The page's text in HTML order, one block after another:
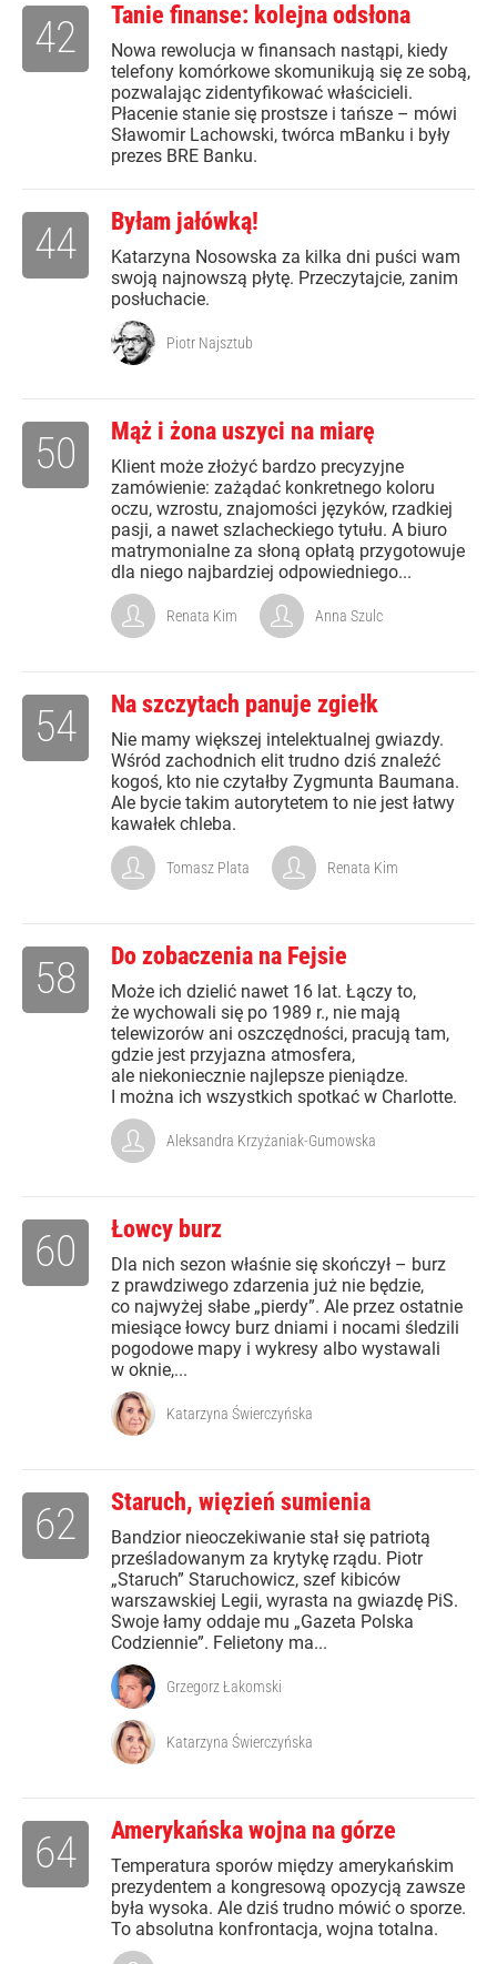
Tanie finanse: kolejna odsłona
Nowa rewolucja w finansach nastąpi, kiedy
telefony komórkowe skomunikują się ze sobą,
pozwalając zidentyfikować właścicieli.
Płacenie stanie się prostsze i tańsze – mówi
Sławomir Lachowski, twórca mBanku i były
prezes BRE Banku.
42
Byłam jałówką!
Katarzyna Nosowska za kilka dni puści wam
swoją najnowszą płytę. Przeczytajcie, zanim
posłuchacie.
44
Piotr Najsztub
Mąż i żona uszyci na miarę
Klient może złożyć bardzo precyzyjne
zamówienie: zażądać konkretnego koloru
oczu, wzrostu, znajomości języków, rzadkiej
pasji, a nawet szlacheckiego tytułu. A biuro
matrymonialne za słoną opłatą przygotowuje
dla niego najbardziej odpowiedniego...
50
Renata Kim Anna Szulc
Na szczytach panuje zgiełk
Nie mamy większej intelektualnej gwiazdy.
Wśród zachodnich elit trudno dziś znaleźć
kogoś, kto nie czytałby Zygmunta Baumana.
Ale bycie takim autorytetem to nie jest łatwy
kawałek chleba.
54
Tomasz Plata Renata Kim
Do zobaczenia na Fejsie
Może ich dzielić nawet 16 lat. Łączy to,
że wychowali się po 1989 r., nie mają
telewizorów ani oszczędności, pracują tam,
gdzie jest przyjazna atmosfera,
ale niekoniecznie najlepsze pieniądze.
I można ich wszystkich spotkać w Charlotte.
58
Aleksandra Krzyżaniak-Gumowska
Łowcy burz
Dla nich sezon właśnie się skończył – burz
z prawdziwego zdarzenia już nie będzie,
co najwyżej słabe „pierdy”. Ale przez ostatnie
miesiące łowcy burz dniami i nocami śledzili
pogodowe mapy i wykresy albo wystawali
w oknie,...
60
Katarzyna Świerczyńska
Staruch, więzień sumienia
Bandzior nieoczekiwanie stał się patriotą
prześladowanym za krytykę rządu. Piotr
„Staruch” Staruchowicz, szef kibiców
warszawskiej Legii, wyrasta na gwiazdę PiS.
Swoje łamy oddaje mu „Gazeta Polska
Codziennie”. Felietony ma...
62
Grzegorz Łakomski
Katarzyna Świerczyńska
Amerykańska wojna na górze
Temperatura sporów między amerykańskim
prezydentem a kongresową opozycją zawsze
była wysoka. Ale dziś trudno mówić o sporze.
To absolutna konfrontacja, wojna totalna.
64